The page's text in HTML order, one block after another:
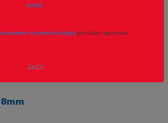
údajů.
osobních údajů pro účely registrace.
Zavřít